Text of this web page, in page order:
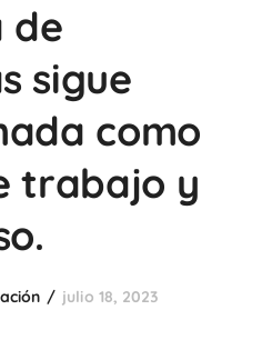
de
sigue
como
trabajo y
julio 18, 2023